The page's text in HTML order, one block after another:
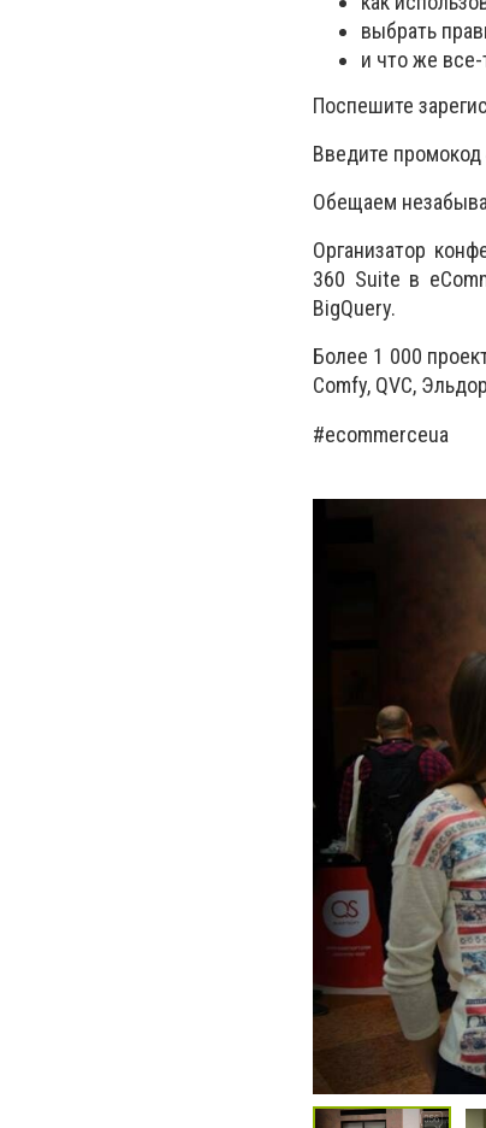
выбрать
и что же
Поспешите
Введите промокод
Обещаем
Организатор
360 Suite в
BigQuery.
Более 1 000
Comfy, QVC,
#ecommerceua